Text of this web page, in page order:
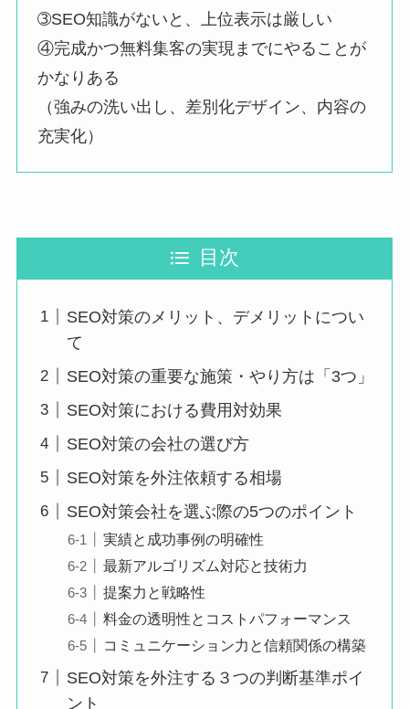
➂SEO知識がないと、上位表示は厳しい
④完成かつ無料集客の実現までにやることが
かなりある
（強みの洗い出し、差別化デザイン、内容の
充実化）
目次
SEO対策のメリット、デメリットについ
て
SEO対策の重要な施策・やり方は「3つ」
SEO対策における費用対効果
SEO対策の会社の選び方
SEO対策を外注依頼する相場
SEO対策会社を選ぶ際の5つのポイント
実績と成功事例の明確性
最新アルゴリズム対応と技術力
提案力と戦略性
料金の透明性とコストパフォーマンス
コミュニケーション力と信頼関係の構築
SEO対策を外注する３つの判断基準ポイ
ント